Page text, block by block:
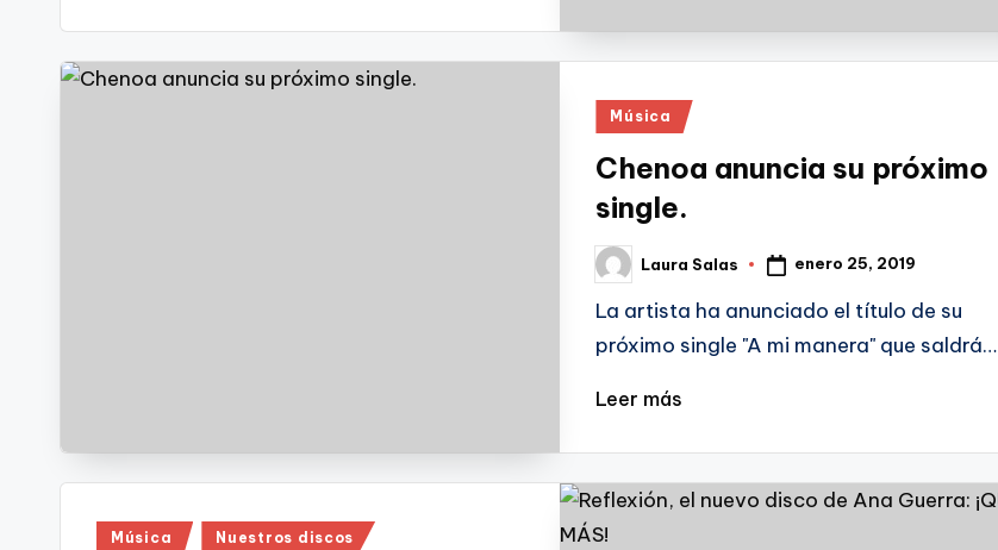
Publicado
Música
Chenoa anuncia su próximo
single.
Publicado
por
Laura Salas enero 25, 2019
La artista ha anunciado el título de su
próximo single "A mi manera" que saldrá…
Leer más
Publicado
Música Nuestros discos